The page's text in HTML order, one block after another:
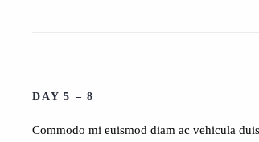
DAY 5 – 8
Commodo mi euismod diam ac vehicula